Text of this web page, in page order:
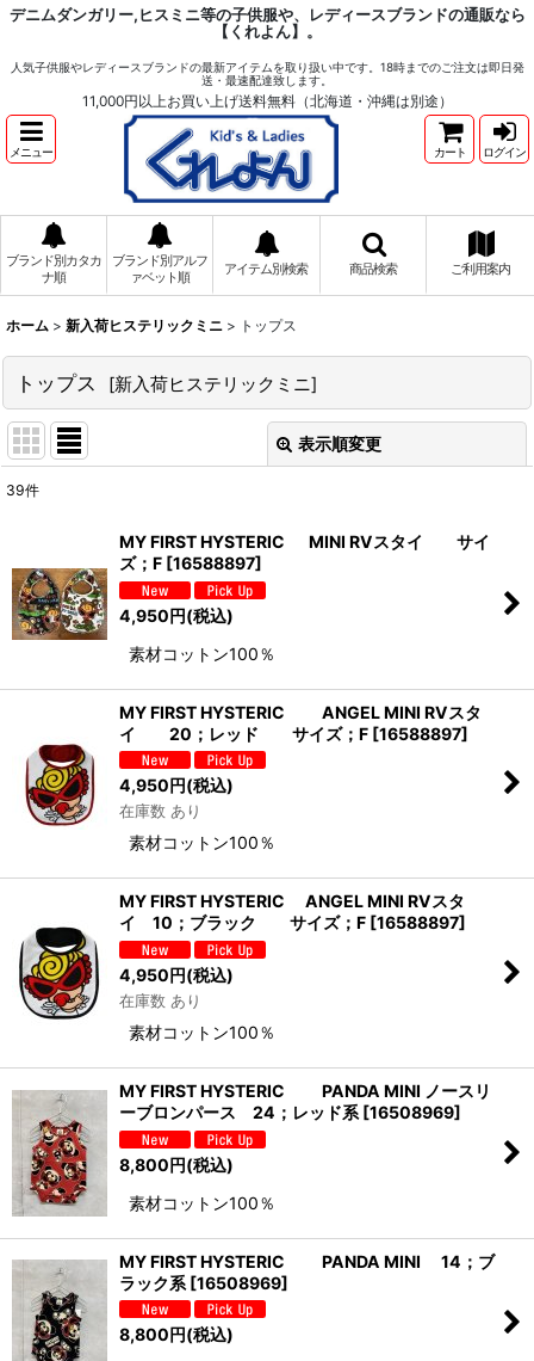
デニムダンガリー,ヒスミニ等の子供服や、レディースブランドの通販なら
【くれよん】。
人気子供服やレディースブランドの最新アイテムを取り扱い中です。18時までのご注文は即日発
送・最速配達致します。
11,000円以上お買い上げ送料無料（北海道・沖縄は別途）
メニュー カート ログイン
ブランド別カタカ
ナ順
ブランド別アルフ
ァベット順
アイテム別検索 商品検索 ご利用案内
ホーム > 新入荷ヒステリックミニ > トップス
トップス [新入荷ヒステリックミニ]
表示順変更
並び順:
39件
MY FIRST HYSTERIC MINI RVスタイ サイ
ズ；F [16588897]
4,950円(税込)
素材コットン100％
MY FIRST HYSTERIC ANGEL MINI RVスタ
イ 20；レッド サイズ；F [16588897]
4,950円(税込)
在庫数 あり
素材コットン100％
MY FIRST HYSTERIC ANGEL MINI RVスタ
イ 10；ブラック サイズ；F [16588897]
4,950円(税込)
在庫数 あり
素材コットン100％
MY FIRST HYSTERIC PANDA MINI ノースリ
ーブロンパース 24；レッド系 [16508969]
8,800円(税込)
素材コットン100％
MY FIRST HYSTERIC PANDA MINI 14；ブ
ラック系 [16508969]
8,800円(税込)